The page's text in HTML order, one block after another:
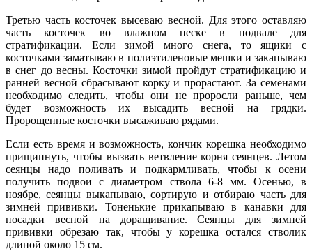
Третью часть косточек высеваю весной. Для этого оставляю
часть косточек во влажном песке в подвале для
стратификации. Если зимой много снега, то ящики с
косточками заматываю в полиэтиленовые мешки и закапываю
в снег до весны. Косточки зимой пройдут стратификацию и
ранней весной сбрасывают корку и прорастают. За семенами
необходимо следить, чтобы они не проросли раньше, чем
будет возможность их высадить весной на грядки.
Пророщенные косточки высаживаю рядами.
Если есть время и возможность, кончик корешка необходимо
прищипнуть, чтобы вызвать ветвление корня сеянцев. Летом
сеянцы надо поливать и подкармливать, чтобы к осени
получить подвои с диаметром ствола 6-8 мм. Осенью, в
ноябре, сеянцы выкапываю, сортирую и отбираю часть для
зимней прививки. Тоненькие прикапываю в канавки для
посадки весной на доращивание. Сеянцы для зимней
прививки обрезаю так, чтобы у корешка остался стволик
длиной около 15 см.